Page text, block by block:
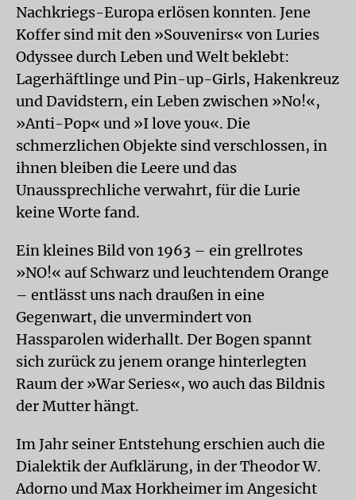
Nachkriegs-Europa erlösen konnten. Jene
Koffer sind mit den »Souvenirs« von Luries
Odyssee durch Leben und Welt beklebt:
Lagerhäftlinge und Pin-up-Girls, Hakenkreuz
und Davidstern, ein Leben zwischen »No!«,
»Anti-Pop« und »I love you«. Die
schmerzlichen Objekte sind verschlossen, in
ihnen bleiben die Leere und das
Unaussprechliche verwahrt, für die Lurie
keine Worte fand.
Ein kleines Bild von 1963 – ein grellrotes
»NO!« auf Schwarz und leuchtendem Orange
– entlässt uns nach draußen in eine
Gegenwart, die unvermindert von
Hassparolen widerhallt. Der Bogen spannt
sich zurück zu jenem orange hinterlegten
Raum der »War Series«, wo auch das Bildnis
der Mutter hängt.
Im Jahr seiner Entstehung erschien auch die
Dialektik der Aufklärung, in der Theodor W.
Adorno und Max Horkheimer im Angesicht